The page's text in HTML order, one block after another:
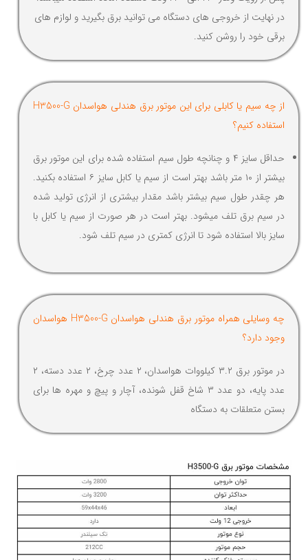
در نهایت از خروجی های دستگاه می توانید برق بگیرید و لوازم های
برقی خود را روشن کنید.
از چه سیم یا کابلی برای این موتور برق هندلی هواسدان H3500-G
استفاده کنیم؟
حداقل سایز ۴ و چنانچه طول سیم استفاده شده برای این موتور برق
بیشتر از ۱۰ متر باشد بهتر است از سیم یا کابل سایز ۶ استفاده بکنید.
هر چقدر طول سیم بیشتر باشد مقدار بیشتری از انرژی تولید شده
در سیم برق تلف میشود. بهتر است در هر صورت از سیم یا کابل با
سایز بالا استفاده شود تا انرژی کمتری در سیم تلف شود.
چه وسایلی همراه موتور برق هندلی هواسدان H3500-G هواسدان
وجود دارد؟
در موتور برق ۳.۲ کیلووات هواسدان، ۲ عدد چرخ، ۲ عدد دسته، ۲
عدد پایه، دو عدد ۳ شاخ قفل شونده، آچار و پیچ و مهره ها برای
بستن متعلقات به دستگاه